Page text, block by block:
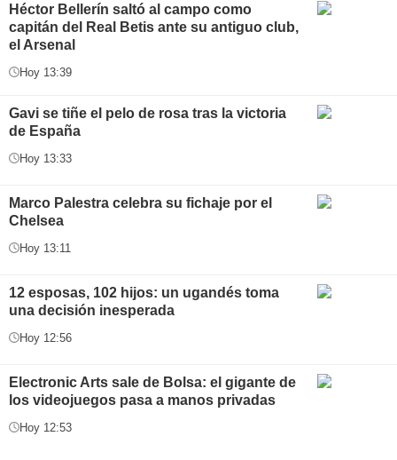
Héctor Bellerín saltó al campo como
capitán del Real Betis ante su antiguo club,
el Arsenal
Hoy 13:39
Gavi se tiñe el pelo de rosa tras la victoria
de España
Hoy 13:33
Marco Palestra celebra su fichaje por el
Chelsea
Hoy 13:11
12 esposas, 102 hijos: un ugandés toma
una decisión inesperada
Hoy 12:56
Electronic Arts sale de Bolsa: el gigante de
los videojuegos pasa a manos privadas
Hoy 12:53